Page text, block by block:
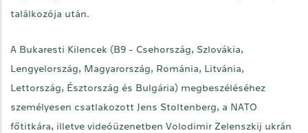
találkozója után.
A Bukaresti Kilencek (B9 - Csehország, Szlovákia,
Lengyelország, Magyarország, Románia, Litvánia,
Lettország, Észtország és Bulgária) megbeszéléséhez
személyesen csatlakozott Jens Stoltenberg, a NATO
főtitkára, illetve videóüzenetben Volodimir Zelenszkij ukrán